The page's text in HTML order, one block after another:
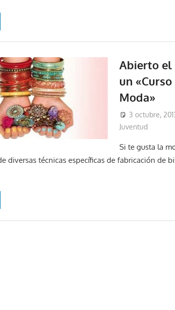
Abierto el
un
Moda»
3 octubre,
Juventud
Si te gusta la
diversas técnicas específicas de fabricación de